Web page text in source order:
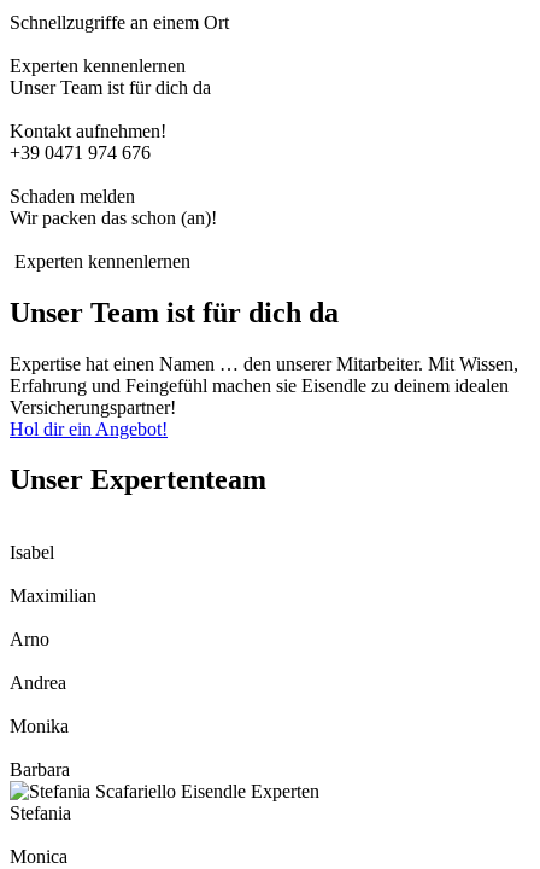
Schnellzugriffe an einem Ort
Experten kennenlernen
Unser Team ist für dich da
Kontakt aufnehmen!
+39 0471 974 676
Schaden melden
Wir packen das schon (an)!
Experten kennenlernen
Unser Team ist für dich da
Expertise hat einen Namen … den unserer Mitarbeiter. Mit Wissen,
Erfahrung und Feingefühl machen sie Eisendle zu deinem idealen
Versicherungspartner!
Hol dir ein Angebot!
Unser Expertenteam
Isabel
Maximilian
Arno
Andrea
Monika
Barbara
Stefania
Monica